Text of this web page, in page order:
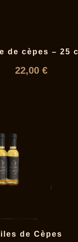
de cèpes – 25 cl
22,00€
de Cèpes